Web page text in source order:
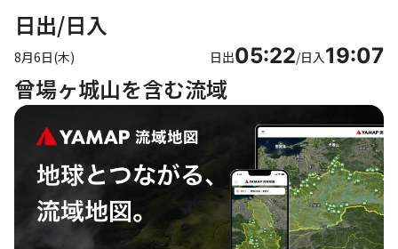
日出/日入
8月6日(木) 日出05:22/日入19:07
曾場ヶ城山を含む流域